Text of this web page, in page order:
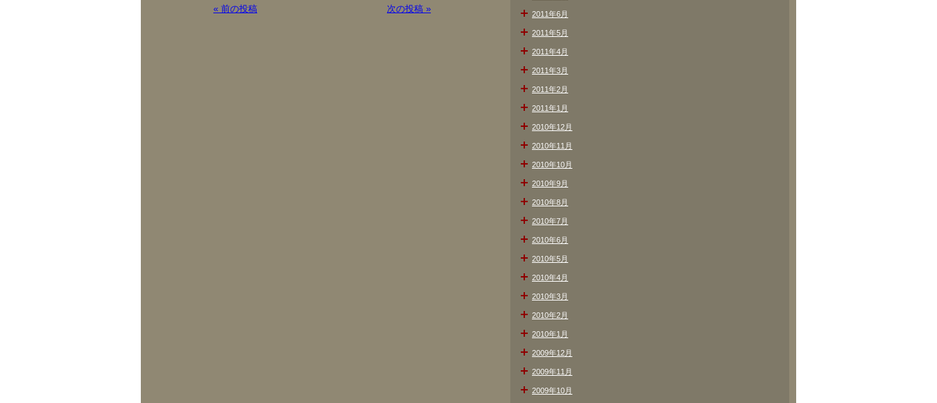
« 前の投稿 次の投稿 » 2011年6月
2011年5月
2011年4月
2011年3月
2011年2月
2011年1月
2010年12月
2010年11月
2010年10月
2010年9月
2010年8月
2010年7月
2010年6月
2010年5月
2010年4月
2010年3月
2010年2月
2010年1月
2009年12月
2009年11月
2009年10月